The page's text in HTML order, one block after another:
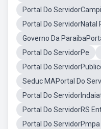
Portal Do
Portal Do ServidorNatal
Governo Da
Portal Do ServidorPe
Portal Do
Seduc MAPortal Do
Portal Do
Portal Do ServidorRS
Portal Do ServidorPmpa